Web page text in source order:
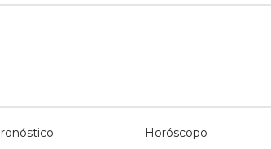
Horóscopo